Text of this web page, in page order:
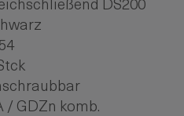
DS200
/ GDZn komb.